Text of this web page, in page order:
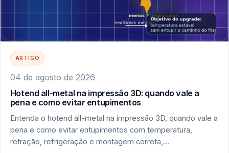
ARTIGO
04 de agosto de 2026
Hotend all-metal na impressão 3D: quando vale a
pena e como evitar entupimentos
Entenda o hotend all-metal na impressão 3D, quando vale a
pena e como evitar entupimentos com temperatura,
retração, refrigeração e montagem correta,…